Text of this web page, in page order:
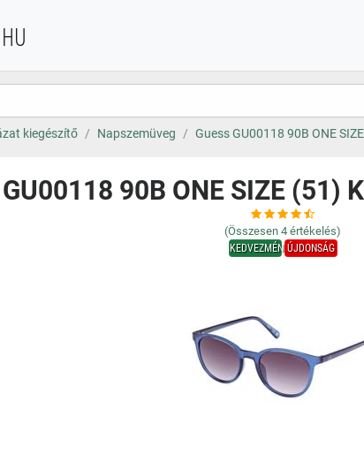
kiegészítő Napszemüveg Guess GU00118 90B ONE
90B ONE SIZE (51)
(Összesen 4 értékelés)
KEDVEZMÉNYÚJDONSÁG